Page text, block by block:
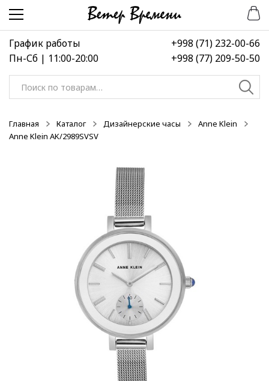
Перейти
навигации
Перейти
содержимому
График работы
Пн-Сб | 11:00-20:00
+998 (71) 232-00-66
+998 (77) 209-50-50
Искать:
Главная Каталог Дизайнерские часы
Anne Klein
Anne Klein AK/2989SVSV
-50%
-50%
-50%